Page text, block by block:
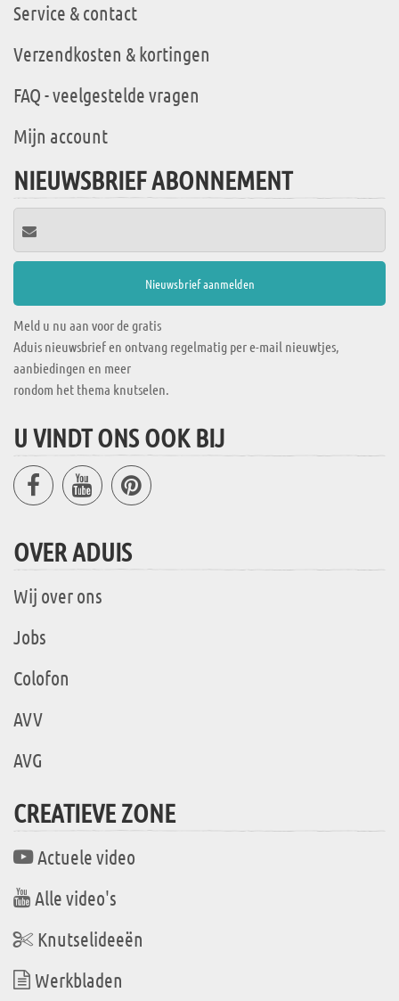
Service & contact
Verzendkosten & kortingen
FAQ - veelgestelde vragen
Mijn account
NIEUWSBRIEF ABONNEMENT
Meld u nu aan voor de gratis
Aduis nieuwsbrief en ontvang regelmatig per e-mail nieuwtjes,
aanbiedingen en meer
rondom het thema knutselen.
U VINDT ONS OOK BIJ
OVER ADUIS
Wij over ons
Jobs
Colofon
AVV
AVG
CREATIEVE ZONE
Actuele video
Alle video's
Knutselideeën
Werkbladen